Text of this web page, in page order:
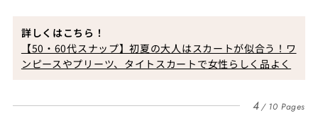
詳しくはこちら！
【50・60代スナップ】初夏の大人はスカートが似合う！ワ
ンピースやプリーツ、タイトスカートで女性らしく品よく
4 10 Pages